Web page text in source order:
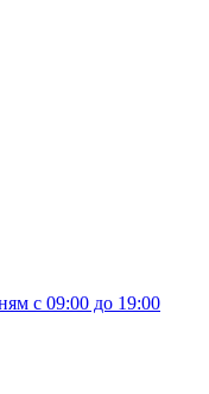
c 09:00 до 19:00